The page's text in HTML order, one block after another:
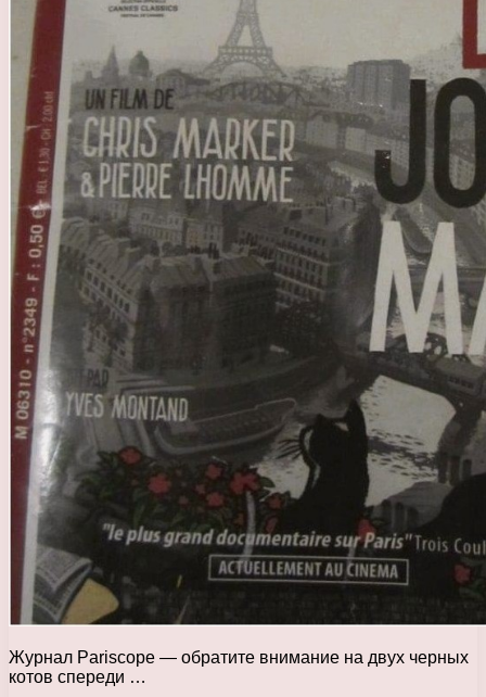
Журнал Pariscope — обратите внимание на двух черных
котов спереди …